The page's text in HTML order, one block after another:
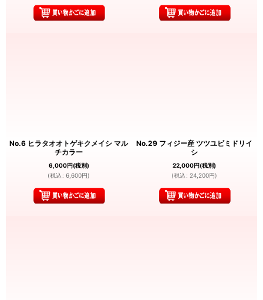
No.6 ヒラタオオトゲキクメイシ マル
チカラー
6,000円(税別)
(税込 : 6,600円)
No.29 フィジー産 ツツユビミドリイ
シ
22,000円(税別)
(税込 : 24,200円)